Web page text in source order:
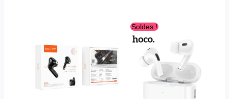
Soldes !
Le
prix
initial
était :
est :